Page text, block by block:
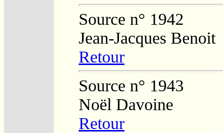
Source n° 1942
Jean-Jacques Benoit
Retour
Source n° 1943
Noël Davoine
Retour